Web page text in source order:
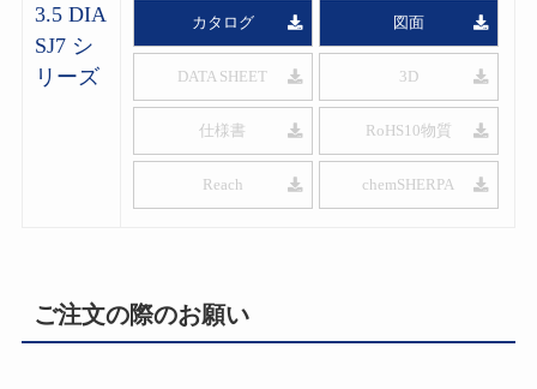
3.5 DIA
SJ7 シ
リーズ
カタログ 図面
DATA SHEET 3D
仕様書 RoHS10物質
Reach chemSHERPA
ご注文の際のお願い